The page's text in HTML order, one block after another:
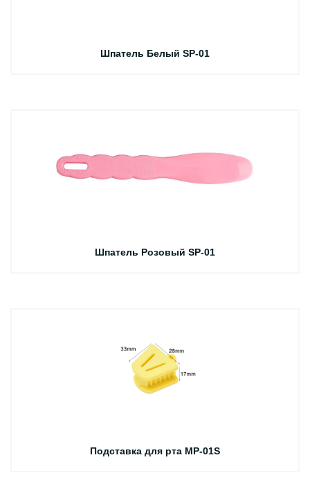
Шпатель Белый SP-01
Шпатель Розовый SP-01
Подставка для рта MP-01S